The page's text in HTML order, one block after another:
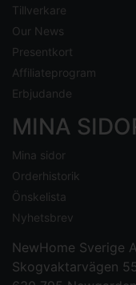
Tillverkare
Our News
Presentkort
Affiliateprogram
Erbjudande
MINA
Mina sidor
Orderhistorik
Önskelista
Nyhetsbrev
NewHome Sverige
Skogvaktarvägen